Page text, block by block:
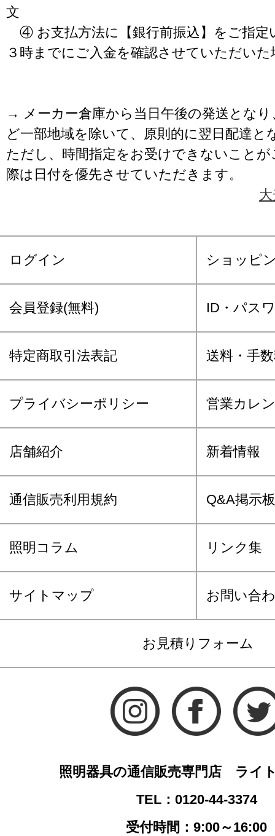
文
④ お支払方法に【銀行前振込】をご指定
３時までにご入金を確認させていただいた
→ メーカー倉庫から当日午後の発送となり
ど一部地域を除いて、原則的に翌日配達と
ただし、時間指定をお受けできないこと
際は日付を優先させていただきます。
ログイン ショッピ
会員登録(無料) ID・パス
特定商取引法表記 送料・手
プライバシーポリシー 営業カレ
店舗紹介 新着情報
通信販売利用規約 Q&A掲示板
照明コラム リンク集
サイトマップ お問い合
お見積りフォーム
照明器具の通信販売専門店 ライ
TEL：0120-44-3374
受付時間：9:00～16:00